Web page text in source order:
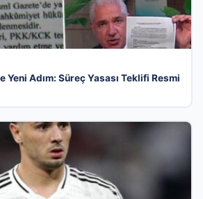
Yeni Adım: Süreç Yasası Teklifi Resmi